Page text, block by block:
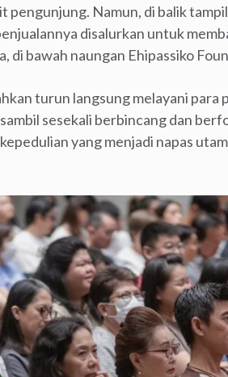
Namun, di balik
disalurkan untuk
di bawah naungan Ehipassiko
turun langsung melayani
sesekali berbincang dan
yang menjadi napas